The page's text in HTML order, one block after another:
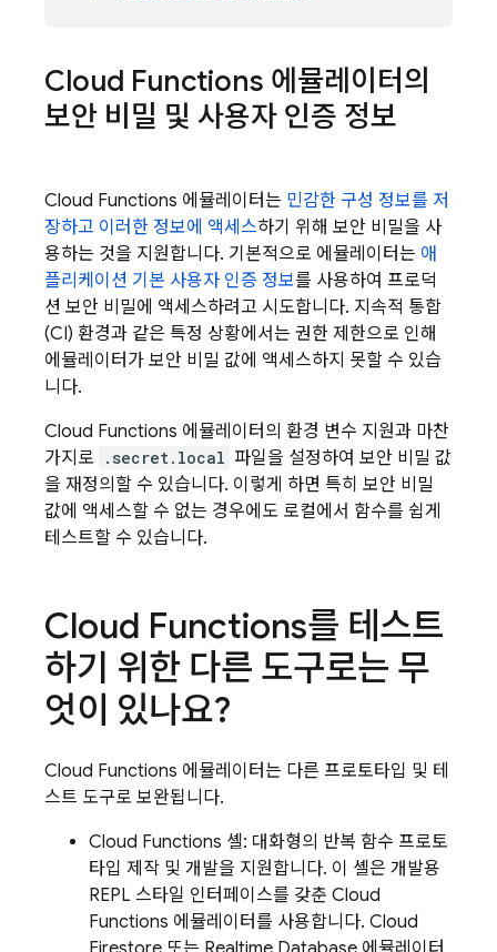
Cloud Functions 에뮬레이터의
보안 비밀 및 사용자 인증 정보
Cloud Functions 에뮬레이터는 민감한 구성 정보를 저
장하고 이러한 정보에 액세스하기 위해 보안 비밀을 사
용하는 것을 지원합니다. 기본적으로 에뮬레이터는 애
플리케이션 기본 사용자 인증 정보를 사용하여 프로덕
션 보안 비밀에 액세스하려고 시도합니다. 지속적 통합
(CI) 환경과 같은 특정 상황에서는 권한 제한으로 인해
에뮬레이터가 보안 비밀 값에 액세스하지 못할 수 있습
니다.
Cloud Functions 에뮬레이터의 환경 변수 지원과 마찬
가지로
.secret.local 파일을 설정하여 보안 비밀 값
을 재정의할 수 있습니다. 이렇게 하면 특히 보안 비밀
값에 액세스할 수 없는 경우에도 로컬에서 함수를 쉽게
테스트할 수 있습니다.
Cloud Functions를 테스트
하기 위한 다른 도구로는 무
엇이 있나요?
Cloud Functions 에뮬레이터는 다른 프로토타입 및 테
스트 도구로 보완됩니다.
Cloud Functions 셸: 대화형의 반복 함수 프로토
타입 제작 및 개발을 지원합니다. 이 셸은 개발용
REPL 스타일 인터페이스를 갖춘 Cloud
Functions 에뮬레이터를 사용합니다. Cloud